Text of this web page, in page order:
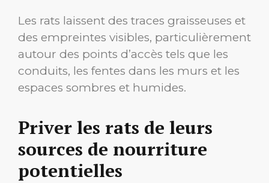
Les rats laissent des traces graisseuses et
des empreintes visibles, particulièrement
autour des points d’accès tels que les
conduits, les fentes dans les murs et les
espaces sombres et humides.
Priver les rats de leurs
sources de nourriture
potentielles